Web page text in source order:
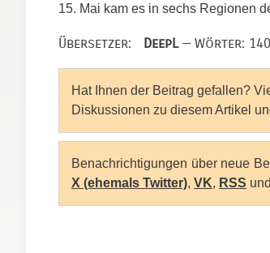
15. Mai kam es in sechs Regionen
Übersetzer: DeepL— Wörter: 140
Hat Ihnen der Beitrag gefallen?
Diskussionen zu diesem Artikel
Benachrichtigungen über neue
X (ehemals Twitter), VK, RSS